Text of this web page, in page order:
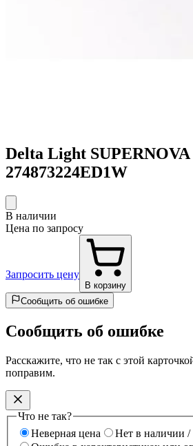
Delta Light
274873224ED1W
В наличии
Цена по запросу
Запросить цену
В корзину
Сообщить об ошибке
Сообщить об ошибке
Расскажите, что не так с этой
поправим.
Что не так?
Неверная цена
Нет в наличии /